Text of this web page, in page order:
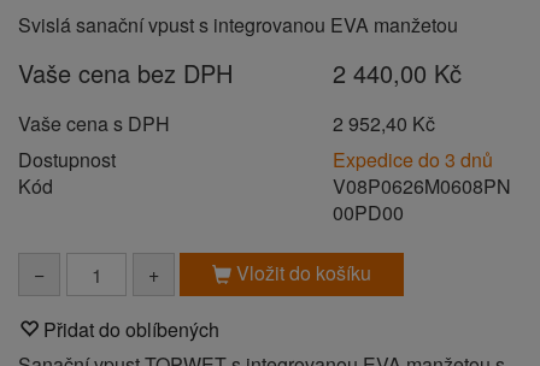
Svislá sanační vpust s integrovanou EVA manžetou
Vaše cena bez DPH 2 440,00 Kč
Vaše cena s DPH
2 952,40 Kč
Dostupnost
Expedice do 3 dnů
Kód
V08P0626M0608PN
00PD00
− + Vložit do košíku
Přidat do oblíbených